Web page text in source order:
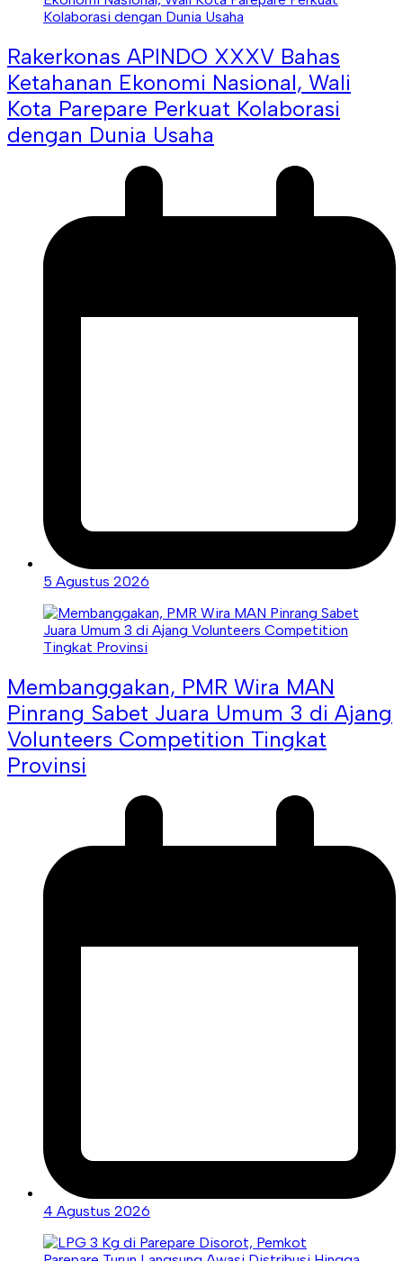
Rakerkonas APINDO XXXV Bahas
Ketahanan Ekonomi Nasional, Wali
Kota Parepare Perkuat Kolaborasi
dengan Dunia Usaha
5 Agustus 2026
Membanggakan, PMR Wira MAN
Pinrang Sabet Juara Umum 3 di Ajang
Volunteers Competition Tingkat
Provinsi
4 Agustus 2026